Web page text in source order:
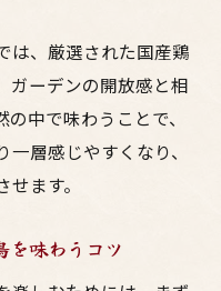
は、厳選された国産鶏
ガーデンの開放感と相
中で味わうことで、
層感じやすくなり、
ます。
を味わうコツ